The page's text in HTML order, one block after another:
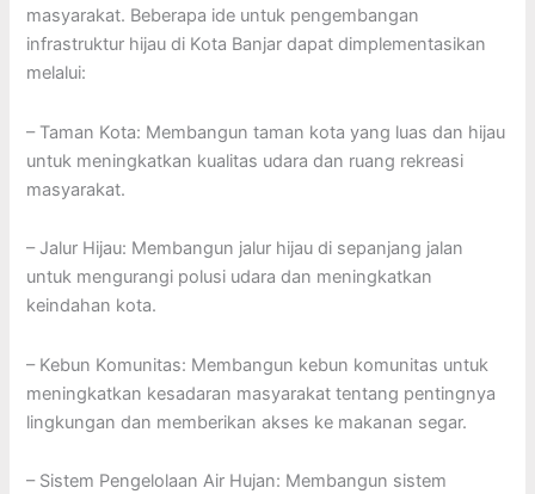
masyarakat. Beberapa ide untuk pengembangan
infrastruktur hijau di Kota Banjar dapat dimplementasikan
melalui:
– Taman Kota: Membangun taman kota yang luas dan hijau
untuk meningkatkan kualitas udara dan ruang rekreasi
masyarakat.
– Jalur Hijau: Membangun jalur hijau di sepanjang jalan
untuk mengurangi polusi udara dan meningkatkan
keindahan kota.
– Kebun Komunitas: Membangun kebun komunitas untuk
meningkatkan kesadaran masyarakat tentang pentingnya
lingkungan dan memberikan akses ke makanan segar.
– Sistem Pengelolaan Air Hujan: Membangun sistem